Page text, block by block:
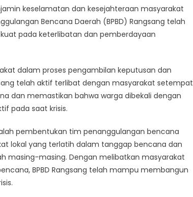
keselamatan dan kesejahteraan masyarakat
Bencana Daerah (BPBD) Rangsang telah
pada keterlibatan dan pemberdayaan
dalam proses pengambilan keputusan dan
telah aktif terlibat dengan masyarakat setempat
dan memastikan bahwa warga dibekali dengan
pada saat krisis.
pembentukan tim penanggulangan bencana
lokal yang terlatih dalam tanggap bencana dan
masing-masing. Dengan melibatkan masyarakat
BPBD Rangsang telah mampu membangun